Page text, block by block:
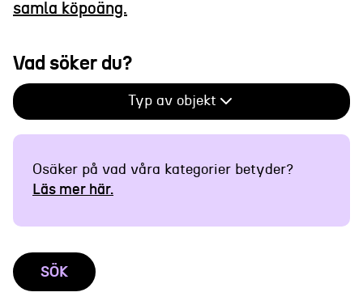
samla köpoäng.
Vad söker du?
Typ av objekt
Osäker på vad våra kategorier betyder?
Läs mer här.
SÖK